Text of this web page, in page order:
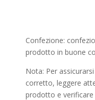
Confezione:
prodotto in buone
Nota: Per
corretto, leggere
prodotto e verificare